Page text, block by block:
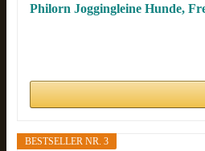
Philorn Joggingleine Hunde,
BESTSELLER NR. 3